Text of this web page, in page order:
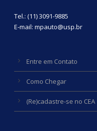
Tel.: (11) 3091-9885
E-mail: mpauto@usp.br
Entre em Contato
Como Chegar
(Re)cadastre-se no CEA